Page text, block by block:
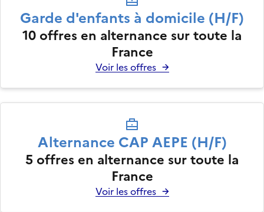
Garde d'enfants à domicile (H/F)
10 offres en alternance sur toute la
France
Voir les offres
Alternance CAP AEPE (H/F)
5 offres en alternance sur toute la
France
Voir les offres